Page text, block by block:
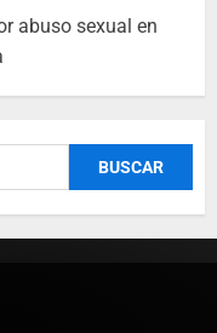
abuso sexual en